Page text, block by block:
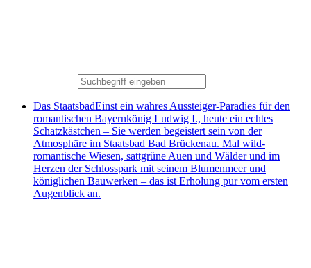
Das StaatsbadEinst ein wahres Aussteiger-Paradies für den
romantischen Bayernkönig Ludwig I., heute ein echtes
Schatzkästchen – Sie werden begeistert sein von der
Atmosphäre im Staatsbad Bad Brückenau. Mal wild-
romantische Wiesen, sattgrüne Auen und Wälder und im
Herzen der Schlosspark mit seinem Blumenmeer und
königlichen Bauwerken – das ist Erholung pur vom ersten
Augenblick an.